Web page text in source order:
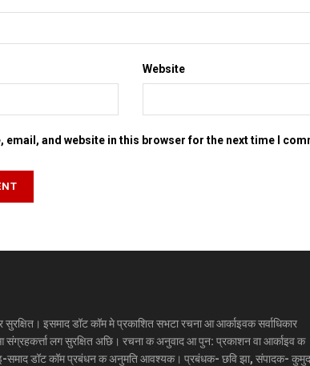
Website
email, and website in this browser for the next time I
सुरक्षित। इसमाद डॉट कॉम मे प्रकाशित सभटा रचना आ आर्काइवक सर्वाधिकार
संग्रहकर्त्ता लग सुरक्षित अछि। रचना क अनुवाद आ पुन: प्रकाशन वा आर्काइव क
समाद डॉट कॉम प्रबंधन क अनुमति आवश्यक। प्रबंधक- छवि झा, संपादक- कुमुद